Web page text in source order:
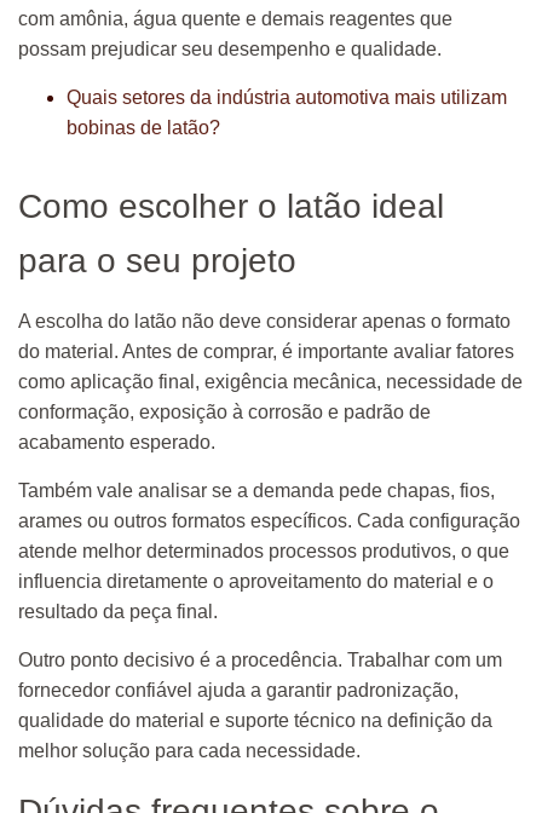
com amônia, água quente e demais reagentes que
possam prejudicar seu desempenho e qualidade.
Quais setores da indústria automotiva mais utilizam
bobinas de latão?
Como escolher o latão ideal
para o seu projeto
A escolha do latão não deve considerar apenas o formato
do material. Antes de comprar, é importante avaliar fatores
como aplicação final, exigência mecânica, necessidade de
conformação, exposição à corrosão e padrão de
acabamento esperado.
Também vale analisar se a demanda pede chapas, fios,
arames ou outros formatos específicos. Cada configuração
atende melhor determinados processos produtivos, o que
influencia diretamente o aproveitamento do material e o
resultado da peça final.
Outro ponto decisivo é a procedência. Trabalhar com um
fornecedor confiável ajuda a garantir padronização,
qualidade do material e suporte técnico na definição da
melhor solução para cada necessidade.